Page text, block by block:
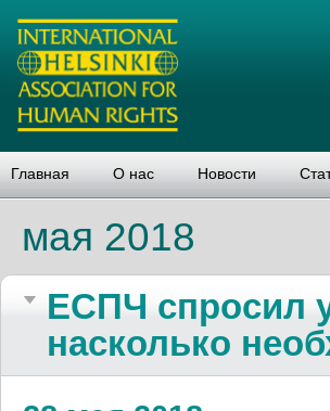
Главная О нас Новости
мая 2018
ЕСПЧ спросил
насколько